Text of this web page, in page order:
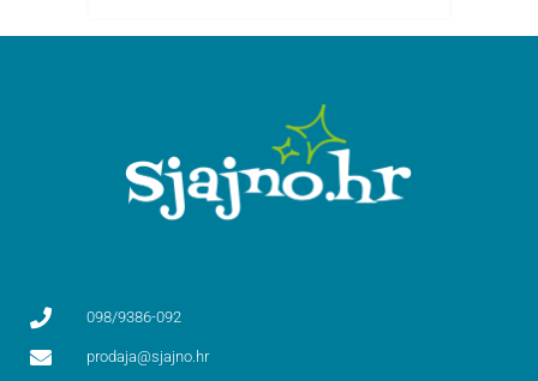
098/9386-092
prodaja@sjajno.hr